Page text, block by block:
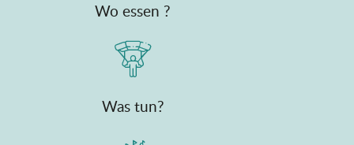
Wo essen ?
Was tun?